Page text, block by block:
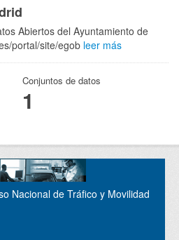
Abiertos del Ayuntamiento de
portal/site/egob leer más
Conjuntos de datos
1
Nacional de Tráfico y Movilidad